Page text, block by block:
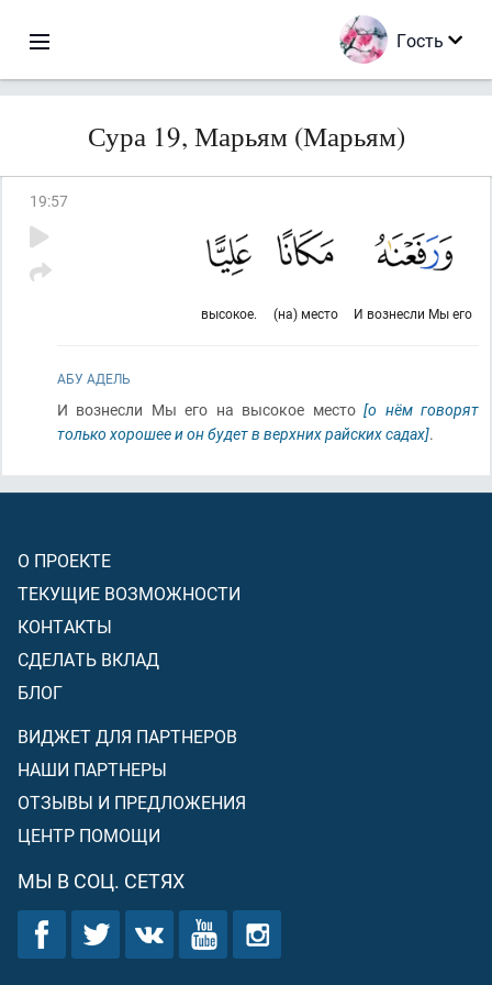
Гость
Сура 19, Марьям (Марьям)
19:57
И вознесли Мы его
(на) место
высокое.
АБУ АДЕЛЬ
И вознесли Мы его на высокое место[о нём говорят
только хорошее и он будет в верхних райских садах].
О ПРОЕКТЕ
ТЕКУЩИЕ ВОЗМОЖНОСТИ
КОНТАКТЫ
СДЕЛАТЬ ВКЛАД
БЛОГ
ВИДЖЕТ ДЛЯ ПАРТНЕРОВ
НАШИ ПАРТНЕРЫ
ОТЗЫВЫ И ПРЕДЛОЖЕНИЯ
ЦЕНТР ПОМОЩИ
МЫ В СОЦ. СЕТЯХ